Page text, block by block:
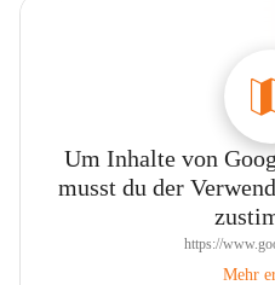
Um Inhalte von
musst du der
https://
Mehr